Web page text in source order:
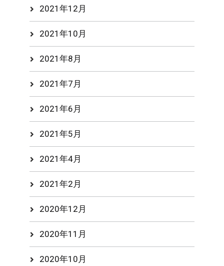
2021年12月
2021年10月
2021年8月
2021年7月
2021年6月
2021年5月
2021年4月
2021年2月
2020年12月
2020年11月
2020年10月